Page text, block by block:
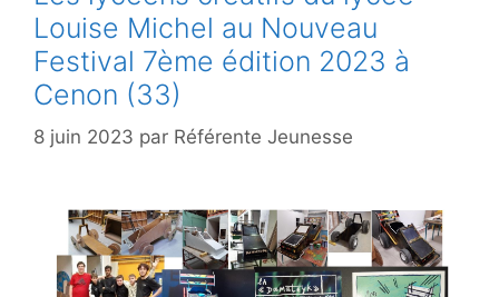
Louise Michel au Nouveau
Festival 7ème édition 2023 à
Cenon (33)
8 juin 2023 par Référente Jeunesse